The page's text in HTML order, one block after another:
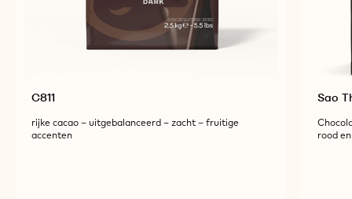
C811
rijke cacao – uitgebalanceerd – zacht – fruitige
accenten
Sao
rood